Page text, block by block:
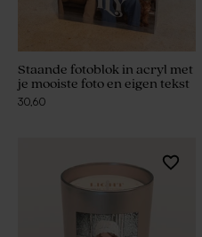
Staande fotoblok in acryl met
je mooiste foto en eigen tekst
30,60